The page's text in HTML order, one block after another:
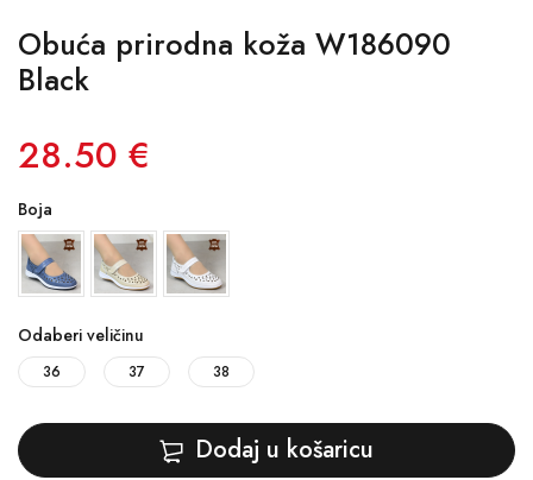
Obuća prirodna koža W186090
Black
28.50 €
Boja
Odaberi veličinu
36 37 38
Dodaj u košaricu